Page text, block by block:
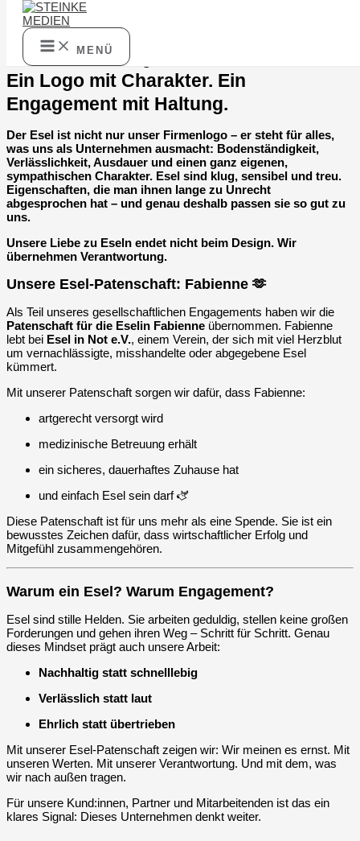
Zum Inhalt springen
MENÜ
🫏 Unser Herz schlägt für Esel
Ein Logo mit Charakter. Ein
Engagement mit Haltung.
Der Esel ist nicht nur unser Firmenlogo – er steht für alles,
was uns als Unternehmen ausmacht: Bodenständigkeit,
Verlässlichkeit, Ausdauer und einen ganz eigenen,
sympathischen Charakter. Esel sind klug, sensibel und treu.
Eigenschaften, die man ihnen lange zu Unrecht
abgesprochen hat – und genau deshalb passen sie so gut zu
uns.
Unsere Liebe zu Eseln endet nicht beim Design. Wir
übernehmen Verantwortung.
Unsere Esel-Patenschaft: Fabienne 🫶
Als Teil unseres gesellschaftlichen Engagements haben wir die
Patenschaft für die Eselin Fabienne übernommen. Fabienne
lebt bei Esel in Not e.V., einem Verein, der sich mit viel Herzblut
um vernachlässigte, misshandelte oder abgegebene Esel
kümmert.
Mit unserer Patenschaft sorgen wir dafür, dass Fabienne:
artgerecht versorgt wird
medizinische Betreuung erhält
ein sicheres, dauerhaftes Zuhause hat
und einfach Esel sein darf 🫏
Diese Patenschaft ist für uns mehr als eine Spende. Sie ist ein
bewusstes Zeichen dafür, dass wirtschaftlicher Erfolg und
Mitgefühl zusammengehören.
Warum ein Esel? Warum Engagement?
Esel sind stille Helden. Sie arbeiten geduldig, stellen keine großen
Forderungen und gehen ihren Weg – Schritt für Schritt. Genau
dieses Mindset prägt auch unsere Arbeit:
Nachhaltig statt schnelllebig
Verlässlich statt laut
Ehrlich statt übertrieben
Mit unserer Esel-Patenschaft zeigen wir: Wir meinen es ernst. Mit
unseren Werten. Mit unserer Verantwortung. Und mit dem, was
wir nach außen tragen.
Für unsere Kund:innen, Partner und Mitarbeitenden ist das ein
klares Signal: Dieses Unternehmen denkt weiter.